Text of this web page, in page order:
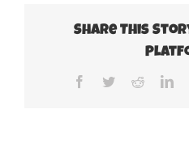
Share This
Facebook
TwitterReddit